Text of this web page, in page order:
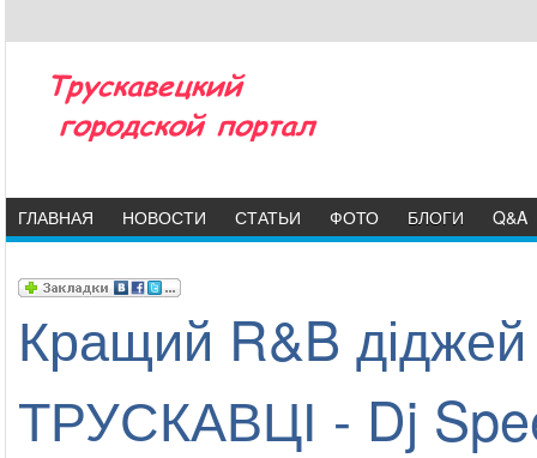
ГЛАВНАЯ НОВОСТИ СТАТЬИ ФОТО БЛОГИ Q&A
Кращий R&B
ТРУСКАВЦІ - Dj